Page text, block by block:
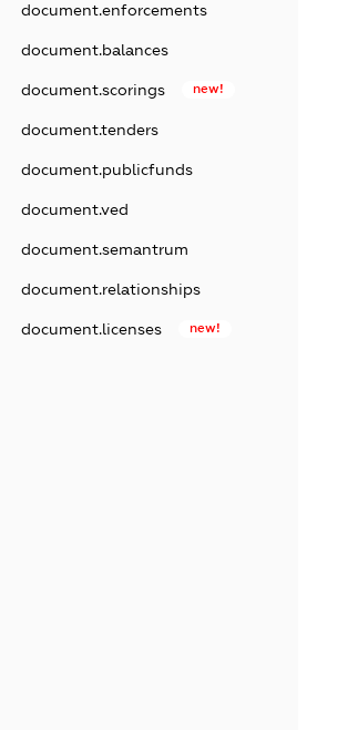
document.enforcements
document.balances
document.scorings new!
document.tenders
document.publicfunds
document.ved
document.semantrum
document.relationships
document.licenses new!